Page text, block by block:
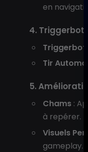
en
4. Triggerbot
Triggerbot
Tir
5.
Chams :
à repérer.
Visuels
gameplay.